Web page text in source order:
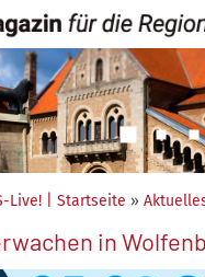
Live! | Startseite »
in